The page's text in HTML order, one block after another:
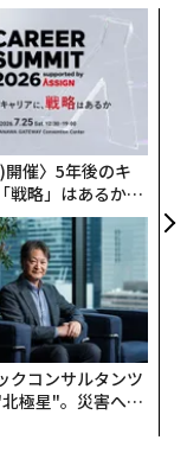
わるペットの未来
リ採用責任者が語る
こと
開催〉5年後のキ
戦略」はあるか。
ゼクティブのキャ
る1日│CAREER S
クコンサルタンツ
極星"。災害への